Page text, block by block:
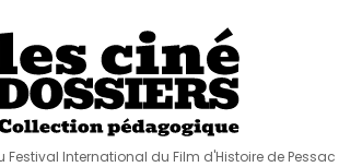
Festival International du Film d'Histoire de Pessac